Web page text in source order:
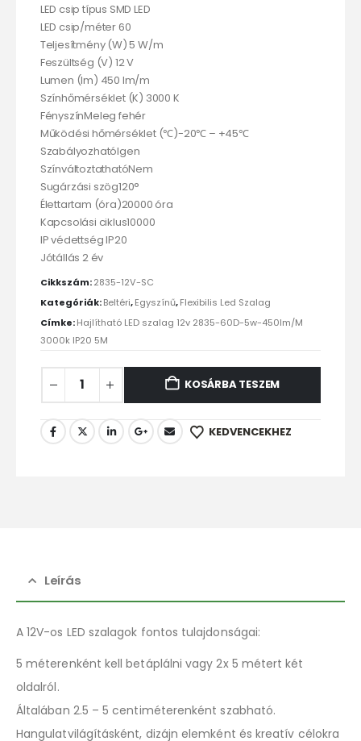
LED csip típus SMD LED
LED csip/méter 60
Teljesítmény (W) 5 W/m
Feszültség (V) 12 V
Lumen (lm) 450 lm/m
Színhőmérséklet (K) 3000 K
FényszínMeleg fehér
Működési hőmérséklet (℃)-20℃ – +45℃
SzabályozhatóIgen
SzínváltoztathatóNem
Sugárzási szög120°
Élettartam (óra)20000 óra
Kapcsolási ciklus10000
IP védettség IP20
Jótállás 2 év
Cikkszám:2835-12V-SC
Kategóriák:Beltéri,Egyszínű,Flexibilis Led Szalag
Címke:Hajlítható LED szalag 12v 2835-60D-5w-450lm/M
3000k IP20 5M
KOSÁRBA TESZEM
KEDVENCEKHEZ
Leírás
A 12V-os LED szalagok fontos tulajdonságai:
5 méterenként kell betáplálni vagy 2x 5 métert két
oldalról.
Általában 2.5 – 5 centiméterenként szabható.
Hangulatvilágításként, dizájn elemként és kreatív célokra